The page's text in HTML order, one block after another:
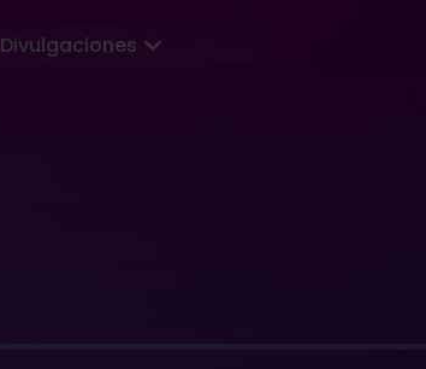
Divulgaciones Abrir Divulgaciones